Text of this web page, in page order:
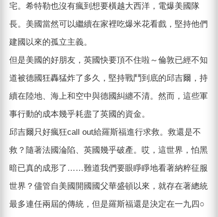
宅。希特勒也沒有瘋到想要橫越大西洋，電爆美國隊
長。美國當然可以繼續在家裡吃爆米花看戲，堅持他們
建國以來的孤立主義。
但是美國的好朋友，英國快要頂不住啦～倫敦已經不知
道被德國狂轟猛炸了多久，堅持戰鬥到底的邱吉爾，持
續在陸地、海上和空中與德國糾纏不清。然而，這些軍
事行動的成本幾乎耗盡了英國的資金。
邱吉爾只好瘋狂call out給羅斯福進行求救。救還是不
救？隨著法國淪陷、英國幾乎破產。哎，這世界，怕黑
暗已真的成形了……難道我們要眼睜睜地看著納粹征服
世界？儘管自美國開國國父華盛頓以來，就存在著總統
最多連任兩屆的傳統，但是羅斯福還是決定在一九四○